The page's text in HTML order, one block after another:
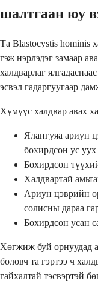
шалтгаан юу
Та Blastocystis hominis
гэж нэрлэдэг замаар
халдварлаг
эсвэл гадаргуугаар
Хүмүүс халдвар авах
Ялангуяа ариун
бохирдсон ус уух
Бохирдсон
Халдвартай
Ариун цэврийн
солисны дараа
Бохирдсон усан
Хөгжиж буй орнуудад
боловч та гэртээ ч
гайхалтай тэсвэртэй